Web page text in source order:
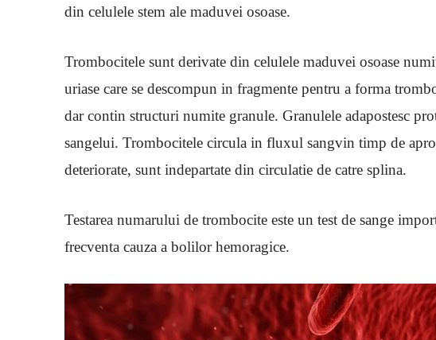
din celulele stem ale maduvei osoase.
Trombocitele sunt derivate din celulele maduvei osoase
uriase care se descompun in fragmente pentru a forma
dar contin structuri numite granule. Granulele adapostesc
sangelui. Trombocitele circula in fluxul sangvin timp de
deteriorate, sunt indepartate din circulatie de catre splina.
Testarea numarului de trombocite este un test de sange
frecventa cauza a bolilor hemoragice.